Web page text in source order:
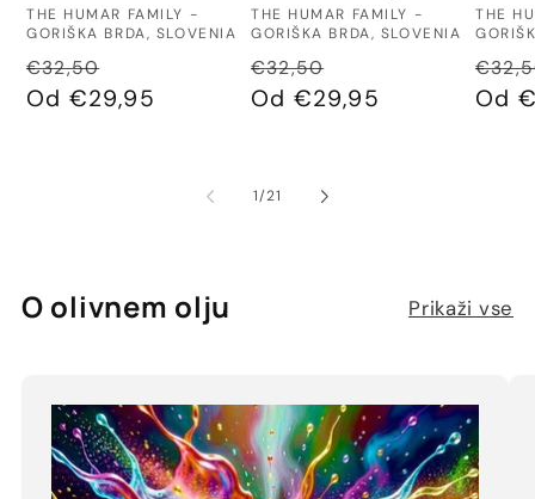
Ponudnik:
THE HUMAR FAMILY -
GORIŠKA BRDA, SLOVENIA
Redna
cena
€32,50
cena
Od €29,95
Ponudnik:
THE HUMAR FAMILY -
GORIŠKA BRDA, SLOVENIA
Redna
cena
€32,50
cena
Od €29,95
THE
cena
Od
1/od
21
O olivnem olju Prikaži vse